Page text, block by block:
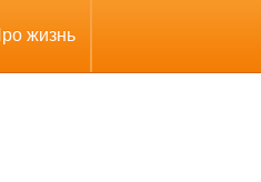
жизнь